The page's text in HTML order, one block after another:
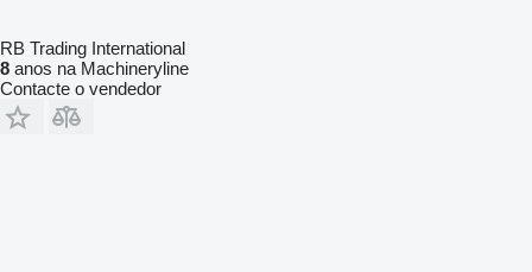
RB Trading International
8 anos na Machineryline
Contacte o vendedor